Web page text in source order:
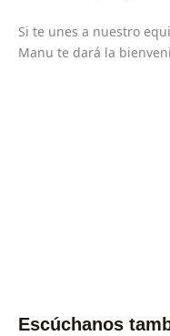
Si te unes a nuestro
Manu te dará la
Escúchanos